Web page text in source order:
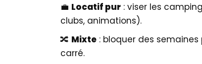
💼 Locatif pur : viser les
clubs, animations).
🔀 Mixte : bloquer des
carré.